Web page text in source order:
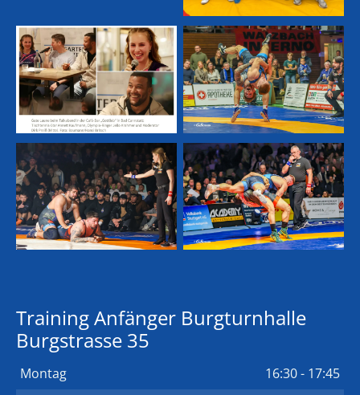
Training Anfänger Burgturnhalle
Burgstrasse 35
Montag
16:30 - 17:45